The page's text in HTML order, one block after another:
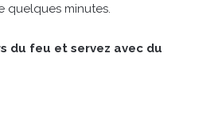
quelques minutes.
du feu et servez avec du